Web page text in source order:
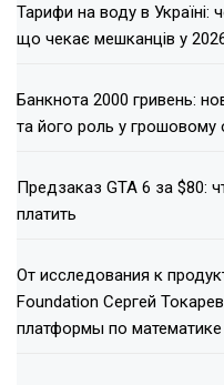
Тарифи на воду в Україні:
що чекає мешканців у
Банкнота 2000 гривень:
та його роль у грошовому
Предзаказ GTA 6 за $80:
платить
От исследования к
Foundation Сергей
платформы по математике